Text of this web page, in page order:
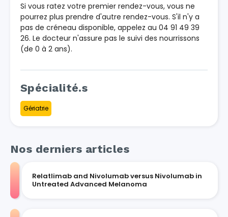
Si vous ratez votre premier rendez-vous, vous ne
pourrez plus prendre d'autre rendez-vous. S'il n'y a
pas de créneau disponible, appelez au 04 91 49 39
26. Le docteur n'assure pas le suivi des nourrissons
(de 0 à 2 ans).
Spécialité.s
Gériatrie
Nos derniers articles
Relatlimab and Nivolumab versus Nivolumab in
Untreated Advanced Melanoma